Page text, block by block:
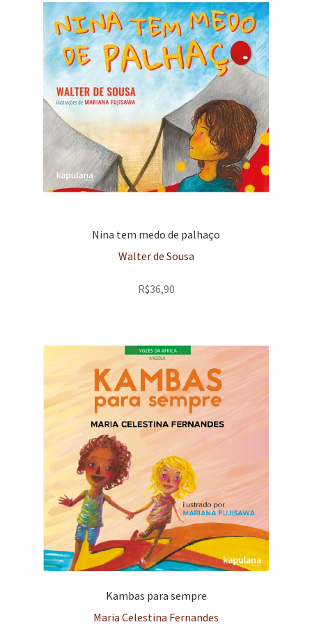
Nina tem medo de palhaço
Walter de Sousa
R$36,90
Kambas para sempre
Maria Celestina Fernandes